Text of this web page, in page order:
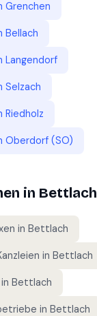
Grenchen
Bellach
Langendorf
Selzach
Riedholz
Oberdorf (SO)
in Bettlach
in Bettlach
in Bettlach
in Bettlach
in Bettlach